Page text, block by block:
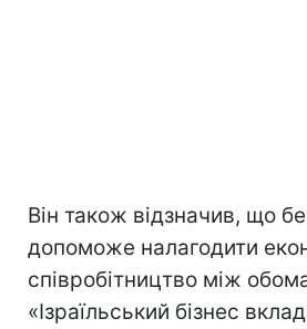
Він також відзначив, що
допоможе налагодити
співробітництво між
«Ізраїльський бізнес